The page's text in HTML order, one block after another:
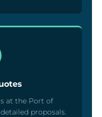
at the Port of
proposals.